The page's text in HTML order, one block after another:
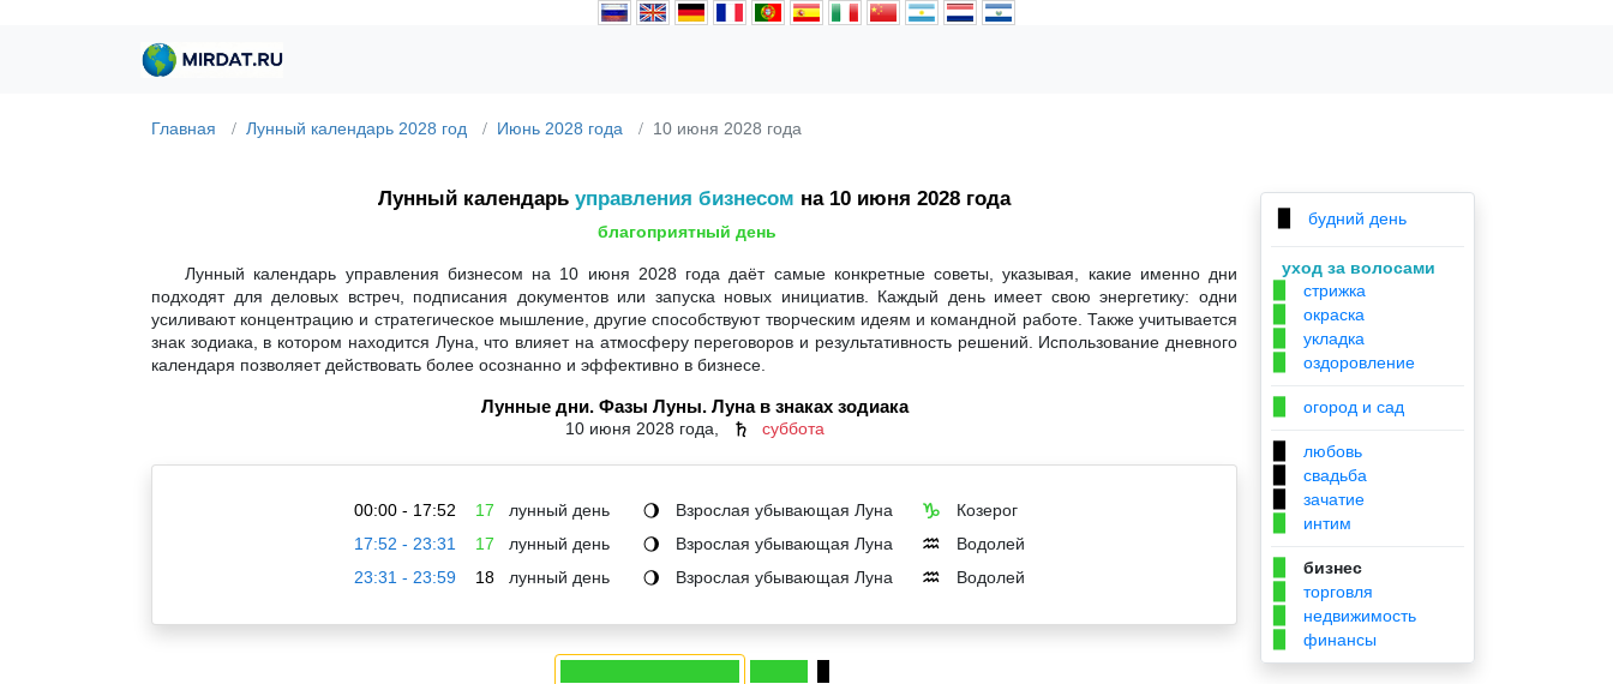
Главная Лунный календарь 2028 год Июнь 2028 года 10 июня 2028 года
Лунный календарь управления бизнесом на 10 июня 2028 года
благоприятный день
Лунный календарь управления бизнесом на 10 июня 2028 года даёт самые конкретные советы, указывая, какие именно дни
подходят для деловых встреч, подписания документов или запуска новых инициатив. Каждый день имеет свою энергетику: одни
усиливают концентрацию и стратегическое мышление, другие способствуют творческим идеям и командной работе. Также учитывается
знак зодиака, в котором находится Луна, что влияет на атмосферу переговоров и результативность решений. Использование дневного
календаря позволяет действовать более осознанно и эффективно в бизнесе.
Лунные дни. Фазы Луны. Луна в знаках зодиака
10 июня 2028 года, ♄ суббота
00:00 - 17:52 17 лунный день 🌖 Взрослая убывающая Луна ♑
Козерог
17:52 - 23:31
17 лунный день 🌖 Взрослая убывающая Луна ♒
Водолей
23:31 - 23:59
18 лунный день 🌖 Взрослая убывающая Луна ♒ Водолей
будний день
уход за волосами
стрижка
окраска
укладка
оздоровление
огород и сад
любовь
свадьба
зачатие
интим
бизнес
торговля
недвижимость
финансы